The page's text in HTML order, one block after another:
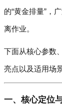
的“黄金排量”，
离作业。
下面从核心参数
亮点以及适用场
一、核心定位